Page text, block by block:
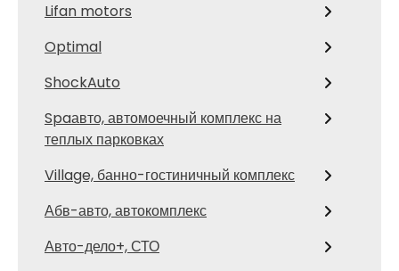
Lifan motors
Optimal
ShockAuto
Spaавто, автомоечный комплекс на
теплых парковках
Village, банно-гостиничный комплекс
Абв-авто, автокомплекс
Авто-дело+, СТО